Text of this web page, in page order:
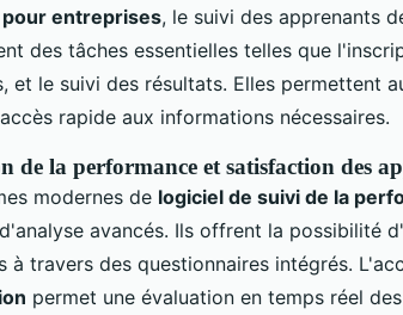
entreprises, le suivi des apprenants
des tâches essentielles telles que
et le suivi des résultats. Elles permettent
rapide aux informations nécessaires.
de la performance et satisfaction des
modernes de logiciel de suivi de la
avancés. Ils offrent la possibilité
à travers des questionnaires intégrés.
permet une évaluation en temps réel